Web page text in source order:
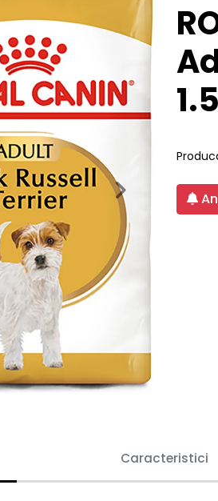
Next
Caracteristici